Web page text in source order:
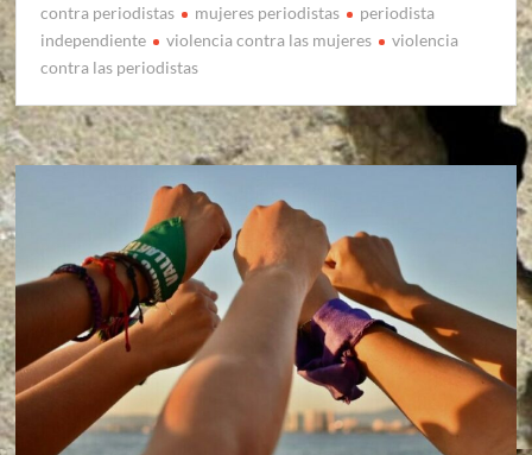
contra periodistas
mujeres periodistas
periodista
independiente
violencia contra las mujeres
violencia
contra las periodistas